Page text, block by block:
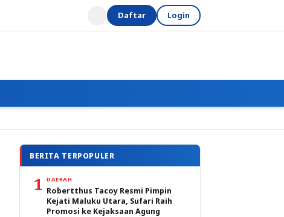
Daftar Login
BERITA TERPOPULER
1 DAERAH
Robertthus Tacoy Resmi Pimpin
Kejati Maluku Utara, Sufari Raih
Promosi ke Kejaksaan Agung